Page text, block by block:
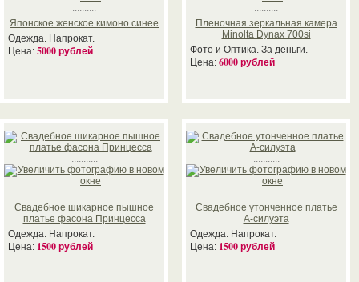
..........
Японское женское кимоно синее
Одежда. Напрокат.
Цена: 5000 рублей
..........
Пленочная зеркальная камера
Minolta Dynax 700si
Фото и Оптика. За деньги.
Цена: 6000 рублей
...........
..........
Свадебное шикарное пышное
платье фасона Принцесса
Одежда. Напрокат.
Цена: 1500 рублей
...........
..........
Свадебное утонченное платье
А-силуэта
Одежда. Напрокат.
Цена: 1500 рублей